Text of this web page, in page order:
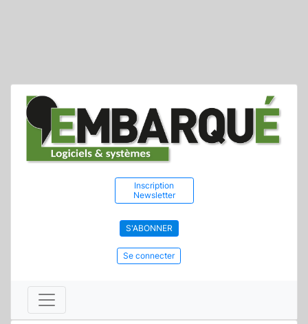
Inscription
Newsletter
S'ABONNER
Se connecter